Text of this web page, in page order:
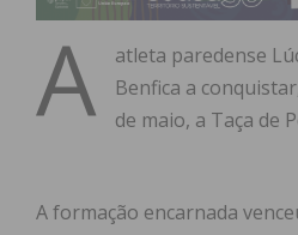
A
atleta paredense
Benfica a
de maio, a Taça de
A formação encarnada